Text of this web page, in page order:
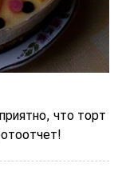
что торт